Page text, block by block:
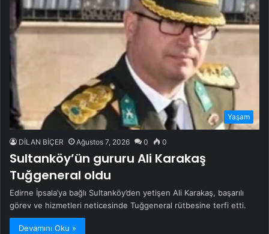
Yaşam
DİLAN BİÇER Ağustos 7, 2026 0 0
Sultanköy’ün gururu Ali Karakaş
Tuğgeneral oldu
Edirne İpsala’ya bağlı Sultanköy’den yetişen Ali Karakaş, başarılı
görev ve hizmetleri neticesinde Tuğgeneral rütbesine terfi etti.
Devamını Oku »